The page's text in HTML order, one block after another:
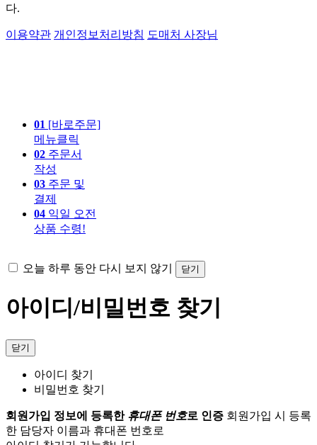
다.
이용약관 개인정보처리방침 도매처 사장님
01 [바로주문]
메뉴클릭
02 주문서
작성
03 주문 및
결제
04 익일 오전
상품 수령!
오늘 하루 동안 다시 보지 않기 닫기
아이디/비밀번호 찾기
닫기
아이디 찾기
비밀번호 찾기
회원가입 정보에 등록한 휴대폰 번호로 인증 회원가입 시 등록
한 담당자 이름과 휴대폰 번호로